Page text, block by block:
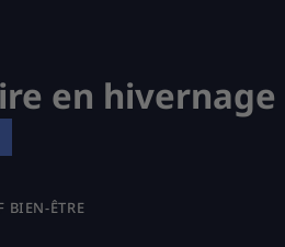
en hivernage
BIEN-ÊTRE